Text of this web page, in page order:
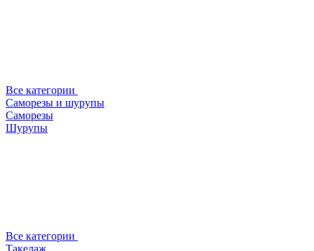
Все категории
Саморезы и шурупы
Саморезы
Шурупы
Все категории
Такелаж